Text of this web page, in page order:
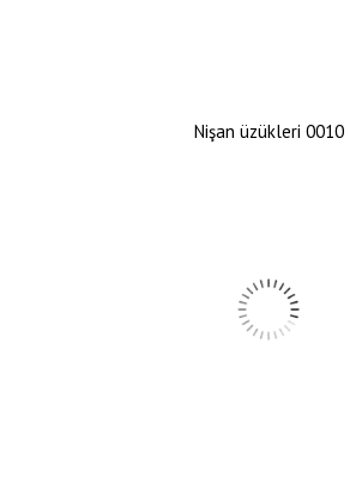
Nişan üzükleri 0010